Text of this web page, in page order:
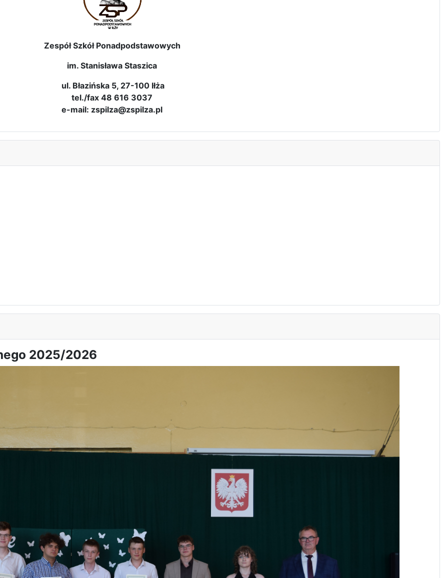
Zespół Szkół Ponadpodstawowych
im. Stanisława Staszica
ul. Błazińska 5, 27-100 Iłża
tel./fax 48 616 3037
e-mail: zspilza@zspilza.pl
2025/2026